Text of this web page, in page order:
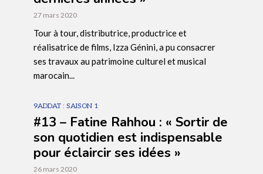
27 mars 2020
Tour à tour, distributrice, productrice et
réalisatrice de films, Izza Génini, a pu consacrer
ses travaux au patrimoine culturel et musical
marocain...
9ADDAT : SAISON 1
#13 – Fatine Rahhou : « Sortir de
son quotidien est indispensable
pour éclaircir ses idées »
26 mars 2020